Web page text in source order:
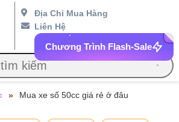
Địa Chỉ Mua Hàng
Liên Hệ
Chương Trình Flash-Sale
» Mua xe số 50cc giá rẻ ở đâu